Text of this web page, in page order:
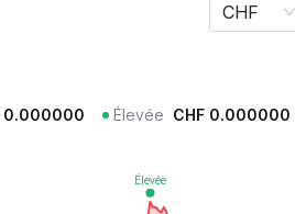
CHF
0.000000 Élevée CHF 0.000000